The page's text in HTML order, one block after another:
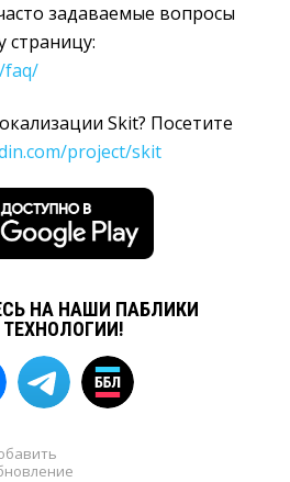
задаваемые вопросы
страницу:
faq/
Skit? Посетите
project/skit
НА НАШИ ПАБЛИКИ